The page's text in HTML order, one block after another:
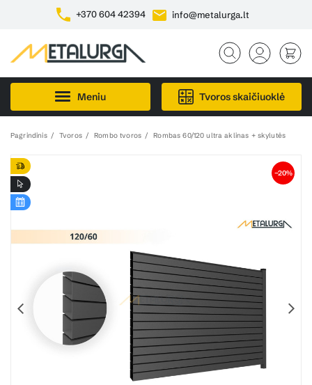
+370 604 42394 info@metalurga.lt
Meniu Tvoros skaičiuoklė
Pagrindinis Tvoros Rombo tvoros Rombas 60/120 ultra aklinas + skylutės
−20%